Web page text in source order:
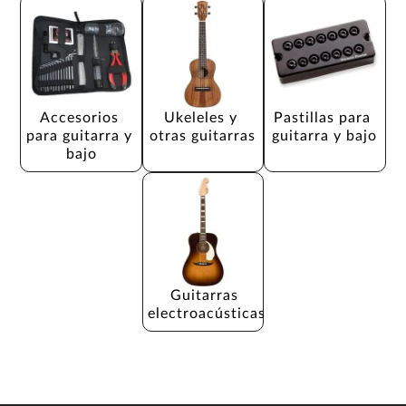
Accesorios
para guitarra y
bajo
Ukeleles y
otras guitarras
Pastillas para
guitarra y bajo
Guitarras
electroacústicas